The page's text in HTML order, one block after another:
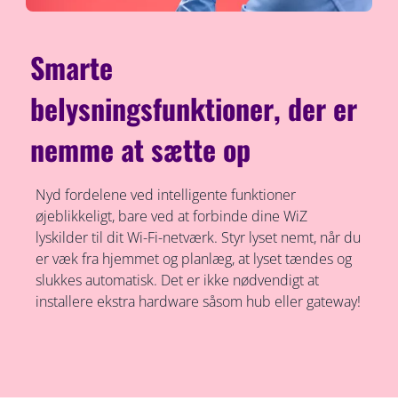
Smarte
belysningsfunktioner, der er
nemme at sætte op
Nyd fordelene ved intelligente funktioner
øjeblikkeligt, bare ved at forbinde dine WiZ
lyskilder til dit Wi-Fi-netværk. Styr lyset nemt, når du
er væk fra hjemmet og planlæg, at lyset tændes og
slukkes automatisk. Det er ikke nødvendigt at
installere ekstra hardware såsom hub eller gateway!